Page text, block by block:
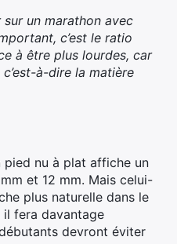
un marathon avec
c’est le ratio
à être plus lourdes, car
à-dire la matière
pied nu à plat affiche un
et 12 mm. Mais celui-
plus naturelle dans le
il fera davantage
devront éviter